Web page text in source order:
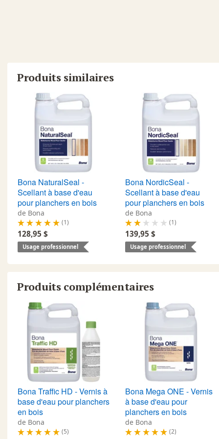
Produits similaires
Bona NaturalSeal -
Scellant à base d'eau
pour planchers en bois
de Bona
(1)
128,95 $
Usage professionnel
Bona NordicSeal -
Scellant à base d'eau
pour planchers en bois
de Bona
(1)
139,95 $
Usage professionnel
Produits complémentaires
Bona Traffic HD - Vernis à
base d'eau pour planchers
en bois
de Bona
(5)
Bona Mega ONE - Vernis
à base d'eau pour
planchers en bois
de Bona
(2)